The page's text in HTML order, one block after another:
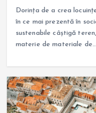
Dorința de a crea
în ce mai prezentă în
sustenabile câștigă
materie de materiale de…